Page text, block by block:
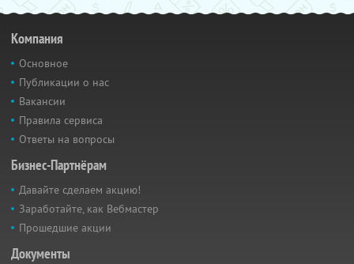
Компания
Основное
Публикации о нас
Вакансии
Правила сервиса
Ответы на вопросы
Бизнес-Партнёрам
Давайте сделаем акцию!
Заработайте, как Вебмастер
Прошедшие акции
Документы